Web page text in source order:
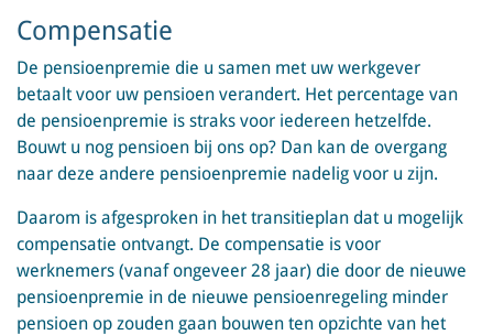
Compensatie
De pensioenpremie die u samen met uw werkgever
betaalt voor uw pensioen verandert. Het percentage van
de pensioenpremie is straks voor iedereen hetzelfde.
Bouwt u nog pensioen bij ons op? Dan kan de overgang
naar deze andere pensioenpremie nadelig voor u zijn.
Daarom is afgesproken in het transitieplan dat u mogelijk
compensatie ontvangt. De compensatie is voor
werknemers (vanaf ongeveer 28 jaar) die door de nieuwe
pensioenpremie in de nieuwe pensioenregeling minder
pensioen op zouden gaan bouwen ten opzichte van het